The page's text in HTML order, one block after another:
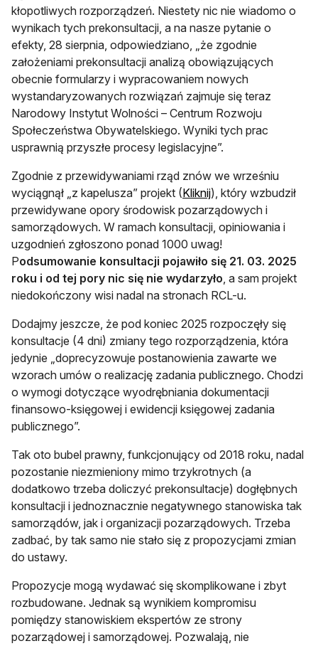
kłopotliwych rozporządzeń. Niestety nic nie wiadomo o
wynikach tych prekonsultacji, a na nasze pytanie o
efekty, 28 sierpnia, odpowiedziano, „że zgodnie
założeniami prekonsultacji analizą obowiązujących
obecnie formularzy i wypracowaniem nowych
wystandaryzowanych rozwiązań zajmuje się teraz
Narodowy Instytut Wolności – Centrum Rozwoju
Społeczeństwa Obywatelskiego. Wyniki tych prac
usprawnią przyszłe procesy legislacyjne”.
Zgodnie z przewidywaniami rząd znów we wrześniu
wyciągnął „z kapelusza” projekt (Kliknijotwiera się w nowej
), który wzbudził
przewidywane opory środowisk pozarządowych i
samorządowych. W ramach konsultacji, opiniowania i
uzgodnień zgłoszono ponad 1000 uwag!
Podsumowanie konsultacji pojawiło się 21. 03. 2025
roku i od tej pory nic się nie wydarzyło, a sam projekt
niedokończony wisi nadal na stronach RCL-u.
Dodajmy jeszcze, że pod koniec 2025 rozpoczęły się
konsultacje (4 dni) zmiany tego rozporządzenia, która
jedynie „doprecyzowuje postanowienia zawarte we
wzorach umów o realizację zadania publicznego. Chodzi
o wymogi dotyczące wyodrębniania dokumentacji
finansowo-księgowej i ewidencji księgowej zadania
publicznego”.
Tak oto bubel prawny, funkcjonujący od 2018 roku, nadal
pozostanie niezmieniony mimo trzykrotnych (a
dodatkowo trzeba doliczyć prekonsultacje) dogłębnych
konsultacji i jednoznacznie negatywnego stanowiska tak
samorządów, jak i organizacji pozarządowych. Trzeba
zadbać, by tak samo nie stało się z propozycjami zmian
do ustawy.
Propozycje mogą wydawać się skomplikowane i zbyt
rozbudowane. Jednak są wynikiem kompromisu
pomiędzy stanowiskiem ekspertów ze strony
pozarządowej i samorządowej. Pozwalają, nie